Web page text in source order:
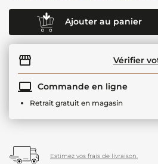
Ajouter au panier
Vérifier
Commande en ligne
Retrait gratuit en magasin
Estimez vos frais de livraison.